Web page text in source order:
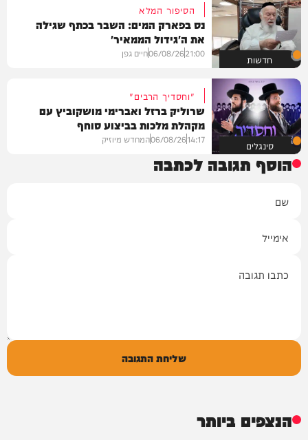
חדשות
הסיפור המלא
נס בפארק המים: השבר בכתף שגילה
את ה'גידול הממאיר'
21:00
06/08/26חיים גפן
סינגלים
"וחסדיך הרבים"
שרוליק ברזל ואברימי מושקוביץ עם
מקהלת מלכות בביצוע סוחף
14:17
06/08/26המחדש מיוזיק
הוסף תגובה לכתבה
שליחת התגובה
הנצפים ביותר